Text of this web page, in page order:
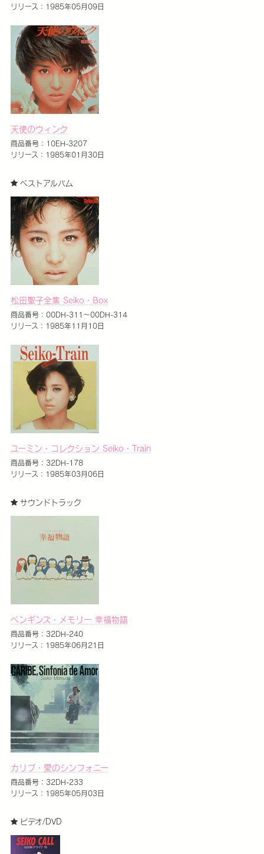
リリース：1985年05月09日
天使のウィンク
商品番号：10EH-3207
リリース：1985年01月30日
ベストアルバム
松田聖子全集 Seiko・Box
商品番号：00DH-311～00DH-314
リリース：1985年11月10日
ユーミン・コレクション Seiko・Train
商品番号：32DH-178
リリース：1985年03月06日
サウンドトラック
ペンギンズ・メモリー 幸福物語
商品番号：32DH-240
リリース：1985年06月21日
カリブ・愛のシンフォニー
商品番号：32DH-233
リリース：1985年05月03日
ビデオ/DVD